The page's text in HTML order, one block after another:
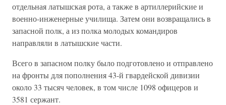
отдельная латышская рота, а также в артиллерийские и
военно-инженерные училища. Затем они возвращались в
запасной полк, а из полка молодых командиров
направляли в латышские части.
Всего в запасном полку было подготовлено и отправлено
на фронты для пополнения 43-й гвардейской дивизии
около 33 тысяч человек, в том числе 1098 офицеров и
3581 сержант.